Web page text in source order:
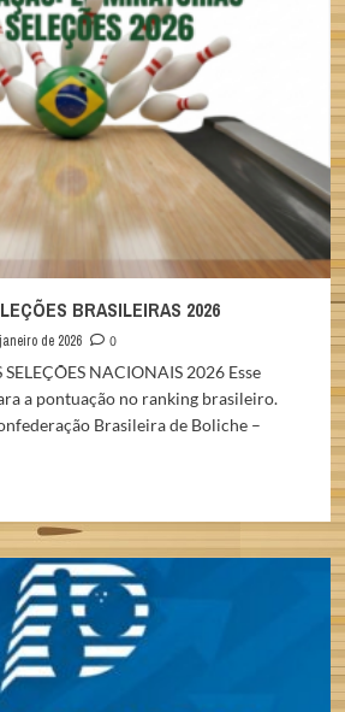
BRASILEIRAS 2026
de 2026
0
NACIONAIS 2026 Esse
a pontuação no ranking brasileiro.
Brasileira de Boliche –